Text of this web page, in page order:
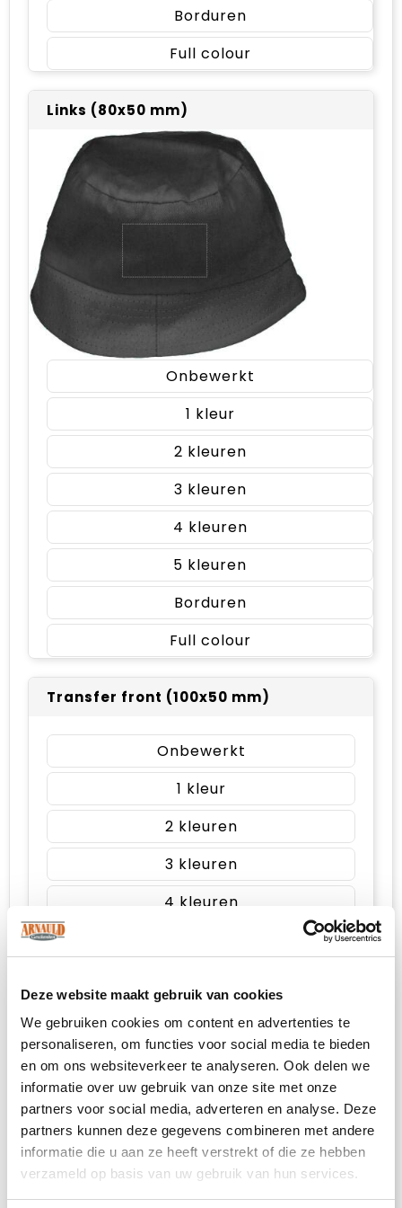
Deze website maakt gebruik van cookies
We gebruiken cookies om content en advertenties te
personaliseren, om functies voor social media te bieden
en om ons websiteverkeer te analyseren. Ook delen we
informatie over uw gebruik van onze site met onze
partners voor social media, adverteren en analyse. Deze
partners kunnen deze gegevens combineren met andere
informatie die u aan ze heeft verstrekt of die ze hebben
verzameld op basis van uw gebruik van hun services.
Borduren
Full colour
Links (80x50 mm)
Onbewerkt
1
2
3
4
5
Borduren
Full colour
Transfer front (100x50 mm)
Onbewerkt
1
2
3
4
3. Kies je aantal
Prijsopgave
Selecteer jouw opties voor de prijsopgave.